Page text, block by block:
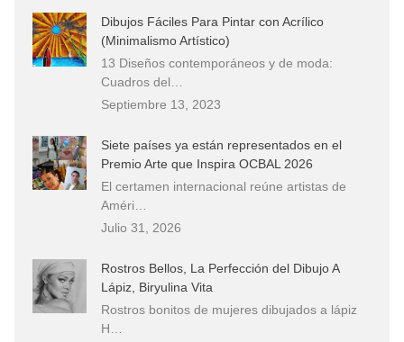
Dibujos Fáciles Para Pintar con Acrílico
(Minimalismo Artístico)
13 Diseños contemporáneos y de moda:
Cuadros del…
Septiembre 13, 2023
Siete países ya están representados en el
Premio Arte que Inspira OCBAL 2026
El certamen internacional reúne artistas de
Améri…
Julio 31, 2026
Rostros Bellos, La Perfección del Dibujo A
Lápiz, Biryulina Vita
Rostros bonitos de mujeres dibujados a lápiz
H…